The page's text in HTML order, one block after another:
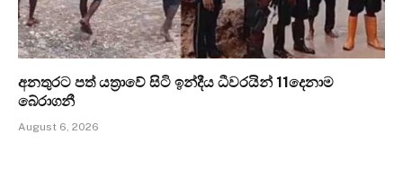
අනතුරට පත් යත්‍රාවේ සිටි ඉන්දීය ධීවරයින් 11දෙනාම
බේරාගනී
August 6, 2026